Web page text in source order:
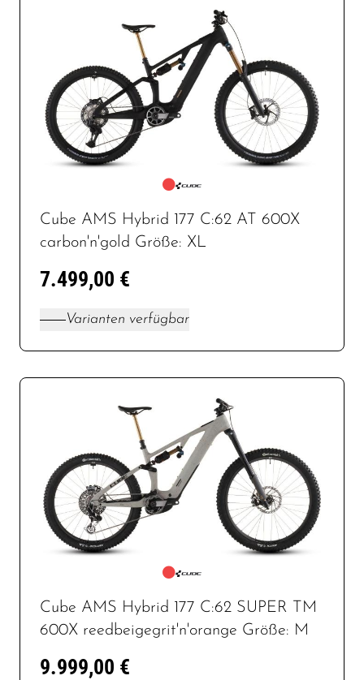
Cube AMS Hybrid 177 C:62 AT 600X
carbon'n'gold Größe: XL
7.499,00 €
Varianten verfügbar
Cube AMS Hybrid 177 C:62 SUPER TM
600X reedbeigegrit'n'orange Größe: M
9.999,00 €